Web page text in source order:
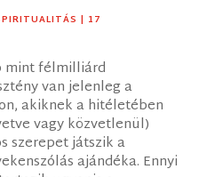
| 17
mint félmilliárd
van jelenleg a
akiknek a hitéletében
vagy közvetlenül)
szerepet játszik a
ajándéka. Ennyi